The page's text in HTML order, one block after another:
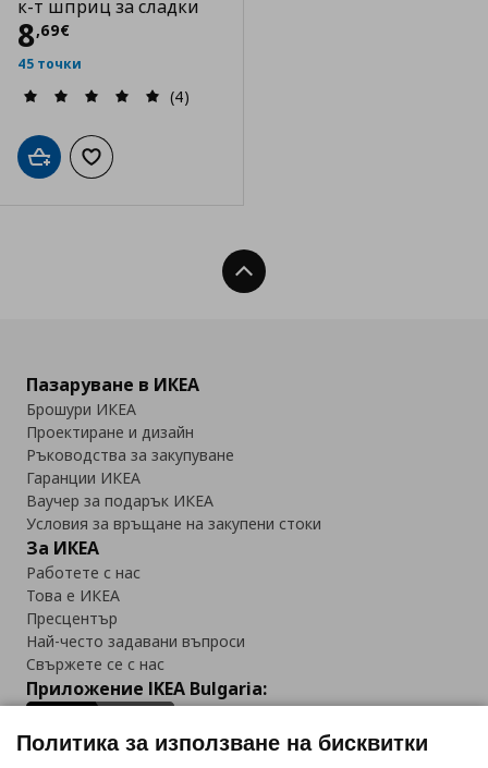
к-т шприц за сладки
8,69€
Цена
45 точки
(4)
Добави в кошницата
Добави към списъка с любими
Нагоре
Пазаруване в ИКЕА
Брошури ИКЕА
Проектиране и дизайн
Ръководства за закупуване
Гаранции ИКЕА
Ваучер за подарък ИКЕА
Условия за връщане на закупени стоки
За ИКЕА
Работете с нас
Това е ИКЕА
Пресцентър
Най-често задавани въпроси
Свържете се с нас
Приложение IKEA Bulgaria:
Политика за използване на бисквитки